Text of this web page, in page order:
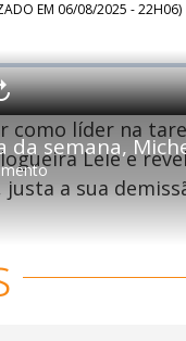
EM 06/08/2025 - 22H06)
como líder na
Lele e
justa a sua